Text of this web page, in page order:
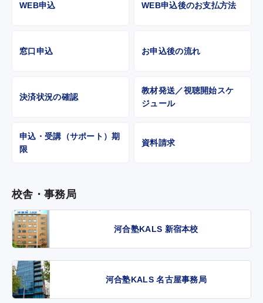
WEB申込 WEB申込後のお支払方法
窓口申込 お申込後の流れ
決済状況の確認
教材発送／視聴開始スケ
ジュール
申込・受講（サポート）期
限
資料請求
校舎・事務局
河合塾KALS 新宿本校
河合塾KALS 名古屋事務局